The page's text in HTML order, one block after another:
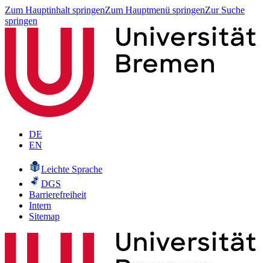
Zum Hauptinhalt springenZum Hauptmenü springenZur Suche
springen
DE
EN
Leichte Sprache
DGS
Barrierefreiheit
Intern
Sitemap